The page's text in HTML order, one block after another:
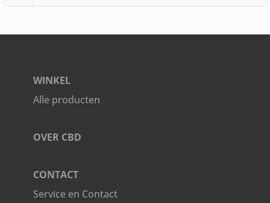
60
WINKEL
Alle producten
OVER CBD
CONTACT
Service en Contact